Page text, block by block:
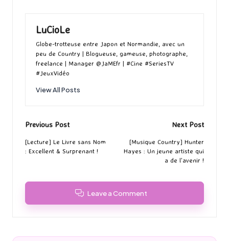
LuCioLe
Globe-trotteuse entre Japon et Normandie, avec un
peu de Country | Blogueuse, gameuse, photographe,
freelance | Manager @JaMEfr | #Cine #SeriesTV
#JeuxVidéo
View All Posts
Post
navigation
Previous Post
[Lecture] Le Livre sans Nom
: Excellent & Surprenant !
Next Post
[Musique Country] Hunter
Hayes : Un jeune artiste qui
a de l'avenir !
Leave a Comment